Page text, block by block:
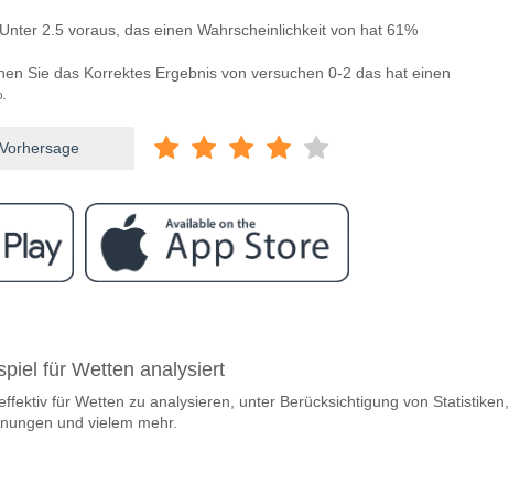
2.5 voraus, das einen Wahrscheinlichkeit von hat 61%
Sie das Korrektes Ergebnis von versuchen 0-2 das hat einen
v Fortaleza 07 May 2026 23:30.
zwischen dem zu gewinnen ist Confianca v Fortaleza?
Spiel punkten Confianca v Fortaleza?
für Wetten analysiert
für Wetten zu analysieren, unter Berücksichtigung von Statistiken,
und vielem mehr.